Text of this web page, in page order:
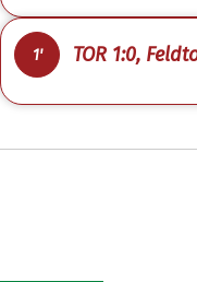
1' TOR 1:0,